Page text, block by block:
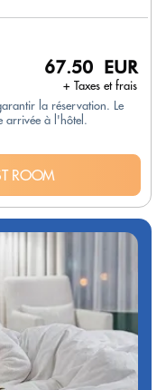
67.50 EUR
+ Taxes et frais
la réservation. Le
arrivée à l'hôtel.
ROOM